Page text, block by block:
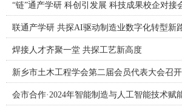
“链”通产学研 科创引发展 科技成果校企对接
联通产学研 共探AI驱动制造业数字化转型新
焊接人才齐聚一堂 共探工艺新高度
新乡市土木工程学会第二届会员代表大会召开
会市合作·2024年智能制造与人工智能技术赋